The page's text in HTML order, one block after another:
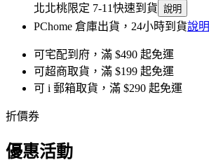
北北桃限定 7-11快速到貨 說明
PChome 倉庫出貨，24小時到貨說明
可宅配到府，滿 $490 起免運
可超商取貨，滿 $199 起免運
可 i 郵箱取貨，滿 $290 起免運
折價券
優惠活動